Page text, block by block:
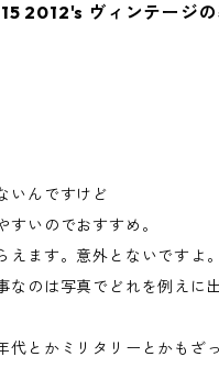
2012's ヴィンテージ
いんですけど
すいのでおすすめ。
えます。意外とないですよ。
なのは写真でどれを例えに
代とかミリタリーとかもざ